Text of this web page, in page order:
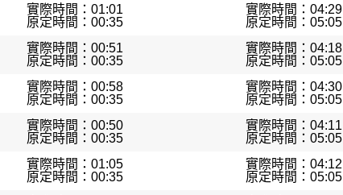
實際時間：01:01
原定時間：00:35
實際時間：04:29
原定時間：05:05
實際時間：00:51
原定時間：00:35
實際時間：04:18
原定時間：05:05
實際時間：00:58
原定時間：00:35
實際時間：04:30
原定時間：05:05
實際時間：00:50
原定時間：00:35
實際時間：04:11
原定時間：05:05
實際時間：01:05
原定時間：00:35
實際時間：04:12
原定時間：05:05